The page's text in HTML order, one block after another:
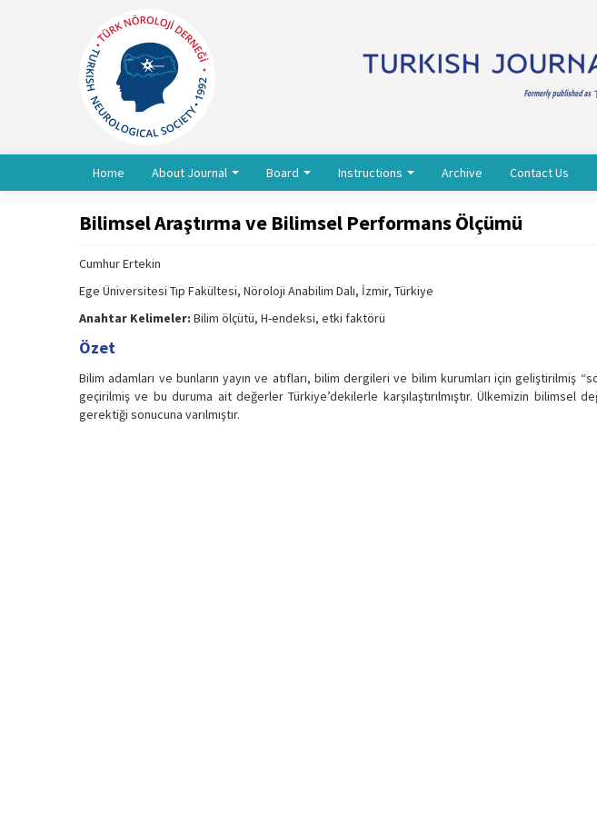
Home About Journal Board Instructions Archive Contact Us
Bilimsel Araştırma ve Bilimsel Performans Ölçümü
Cumhur Ertekin
Ege Üniversitesi Tıp Fakültesi, Nöroloji Anabilim Dalı, İzmir, Türkiye
Anahtar Kelimeler: Bilim ölçütü, H-endeksi, etki faktörü
Özet
Bilim adamları ve bunların yayın ve atıfları, bilim dergileri ve bilim kurumları için geliştirilmiş
geçirilmiş ve bu duruma ait değerler Türkiye’dekilerle karşılaştırılmıştır. Ülkemizin bilimsel
gerektiği sonucuna varılmıştır.